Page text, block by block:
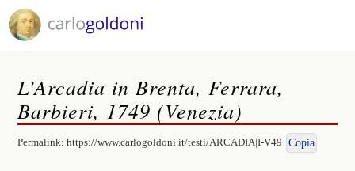
L’Arcadia in Brenta, Ferrara,
Barbieri, 1749 (Venezia)
Permalink:https://www.carlogoldoni.it/testi/ARCADIA|I-V49 Copia